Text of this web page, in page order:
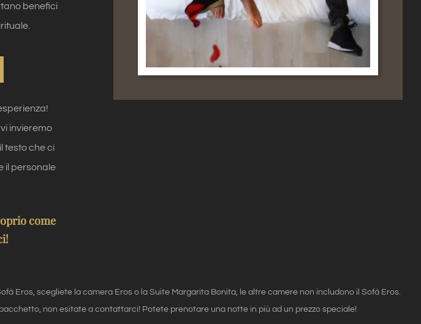
benefici
invieremo
testo che ci
il personale
come
Eros, scegliete la camera Eros o la Suite Margarita Bonita, le altre camere non includono il Sofà Eros.
non esitate a contattarci! Potete prenotare una notte in più ad un prezzo speciale!